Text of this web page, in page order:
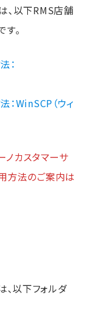
、以下RMS店舗
。
：
WinSCP（ウィ
ノカスタマーサ
方法のご案内は
以下フォルダ